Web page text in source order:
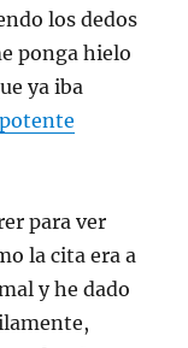
los dedos
ponga hielo
ya iba
para ver
la cita era a
y he dado